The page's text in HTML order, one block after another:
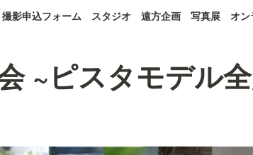
撮影申込フォーム スタジオ 遠方企画 写真展 オン
~ピスタモデル